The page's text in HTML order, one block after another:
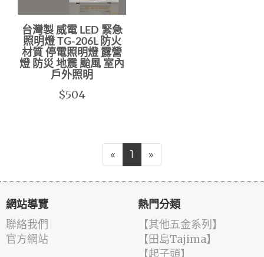
台灣製 威電 LED 緊急
照明燈 TG-206L 防火
材質 停電照明燈 露營
燈 防災 地震 颱風 室內
戶外照明
$504
« 1 »
網站導覽
聯絡我們
官方網站
熱門分類
【其他五金系列】
【田島Tajima】
【起子頭】